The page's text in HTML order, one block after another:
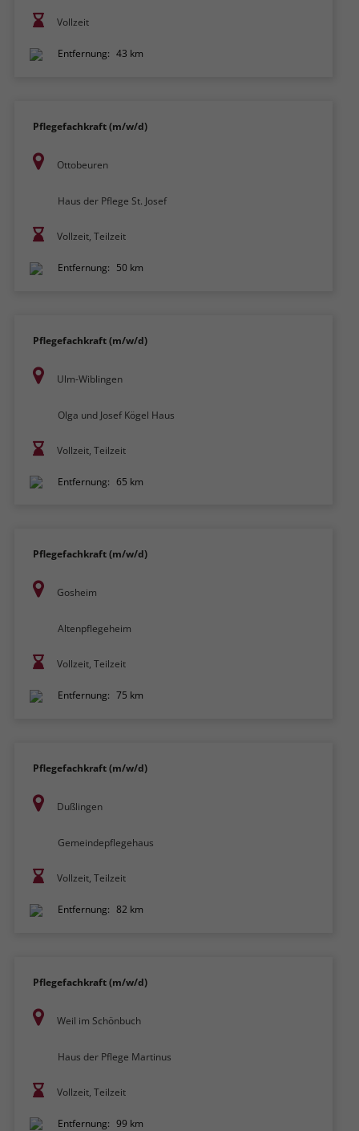
Vollzeit
Entfernung: 43 km
Pflegefachkraft (m/w/d)
Ottobeuren
Haus der Pflege St. Josef
Vollzeit, Teilzeit
Entfernung: 50 km
Pflegefachkraft (m/w/d)
Ulm-Wiblingen
Olga und Josef Kögel Haus
Vollzeit, Teilzeit
Entfernung: 65 km
Pflegefachkraft (m/w/d)
Gosheim
Altenpflegeheim
Vollzeit, Teilzeit
Entfernung: 75 km
Pflegefachkraft (m/w/d)
Dußlingen
Gemeindepflegehaus
Vollzeit, Teilzeit
Entfernung: 82 km
Pflegefachkraft (m/w/d)
Weil im Schönbuch
Haus der Pflege Martinus
Vollzeit, Teilzeit
Entfernung: 99 km